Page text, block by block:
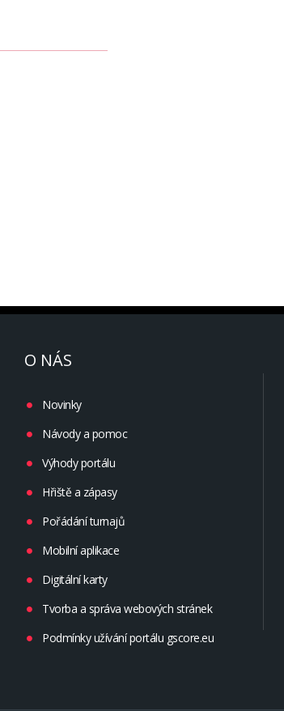
O NÁS
Novinky
Návody a pomoc
Výhody portálu
Hřiště a zápasy
Pořádání turnajů
Mobilní aplikace
Digitální karty
Tvorba a správa webových stránek
Podmínky užívání portálu gscore.eu